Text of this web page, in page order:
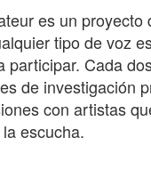
es un proyecto
tipo de voz
participar. Cada
de investigación
con artistas
escucha.